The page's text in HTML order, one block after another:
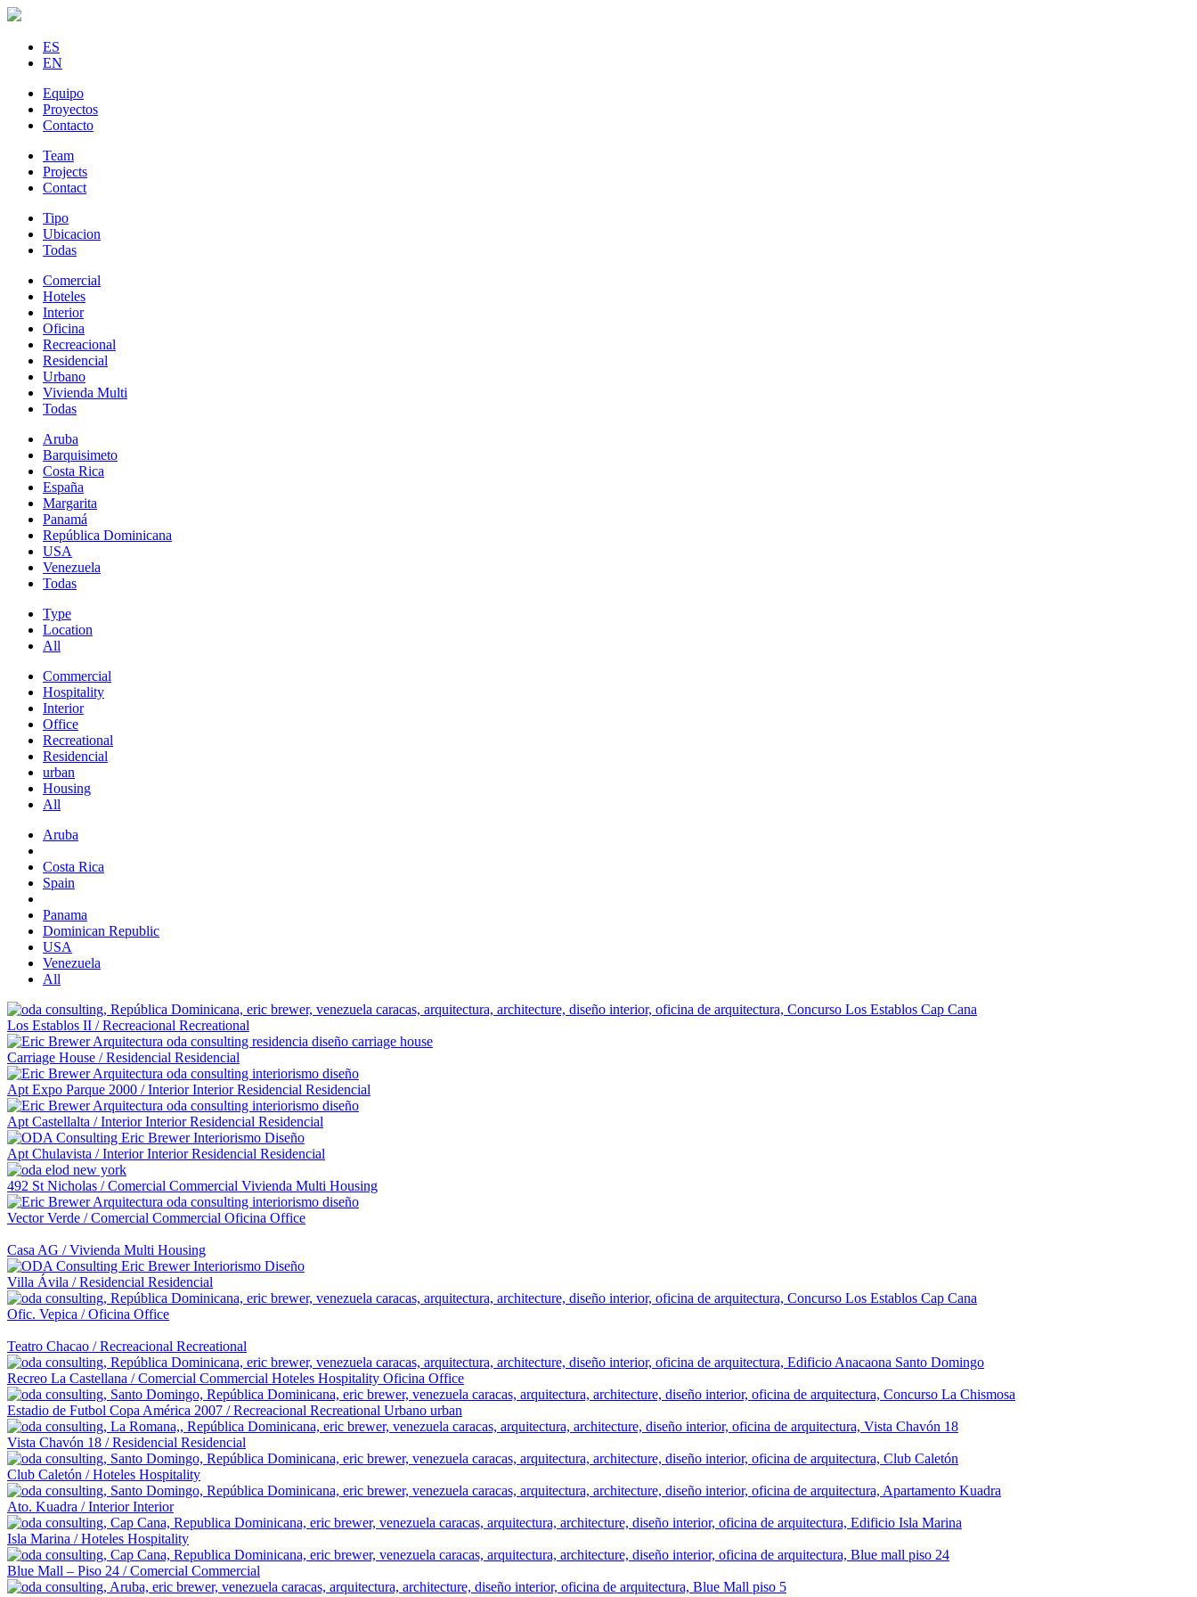
ES
EN
Equipo
Proyectos
Contacto
Team
Projects
Contact
Tipo
Ubicacion
Todas
Comercial
Hoteles
Interior
Oficina
Recreacional
Residencial
Urbano
Vivienda Multi
Todas
Aruba
Barquisimeto
Costa Rica
España
Margarita
Panamá
República Dominicana
USA
Venezuela
Todas
Type
Location
All
Commercial
Hospitality
Interior
Office
Recreational
Residencial
urban
Housing
All
Aruba
Costa Rica
Spain
Panama
Dominican Republic
USA
Venezuela
All
Los Establos II /Recreacional Recreational
Carriage House /Residencial Residencial
Apt Expo Parque 2000 /Interior Interior Residencial Residencial
Apt Castellalta /Interior Interior Residencial Residencial
Apt Chulavista /Interior Interior Residencial Residencial
492 St Nicholas /Comercial Commercial Vivienda Multi Housing
Vector Verde /Comercial Commercial Oficina Office
Casa AG /Vivienda Multi Housing
Villa Ávila /Residencial Residencial
Ofic. Vepica /Oficina Office
Teatro Chacao /Recreacional Recreational
Recreo La Castellana /Comercial Commercial Hoteles Hospitality Oficina Office
Estadio de Futbol Copa América 2007 /Recreacional Recreational Urbano urban
Vista Chavón 18 /Residencial Residencial
Club Caletón /Hoteles Hospitality
Ato. Kuadra /Interior Interior
Isla Marina /Hoteles Hospitality
Blue Mall – Piso 24 /Comercial Commercial